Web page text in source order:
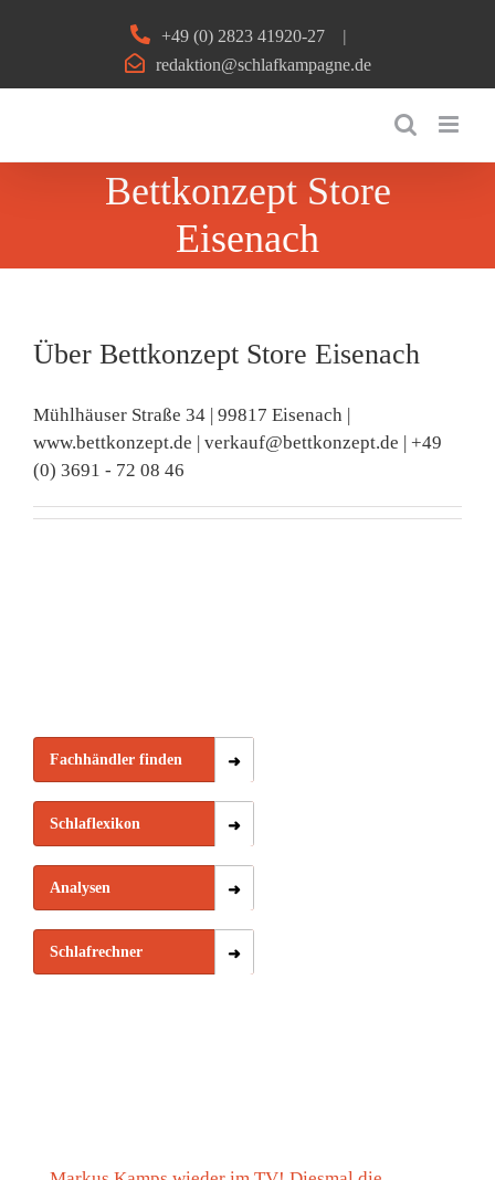
+49 (0) 2823 41920-27
|
redaktion@schlafkampagne.de
Bettkonzept Store
Eisenach
Über Bettkonzept Store Eisenach
Mühlhäuser Straße 34 | 99817 Eisenach |
www.bettkonzept.de | verkauf@bettkonzept.de | +49
(0) 3691 - 72 08 46
Fachhändler finden
Schlaflexikon
Analysen
Schlafrechner